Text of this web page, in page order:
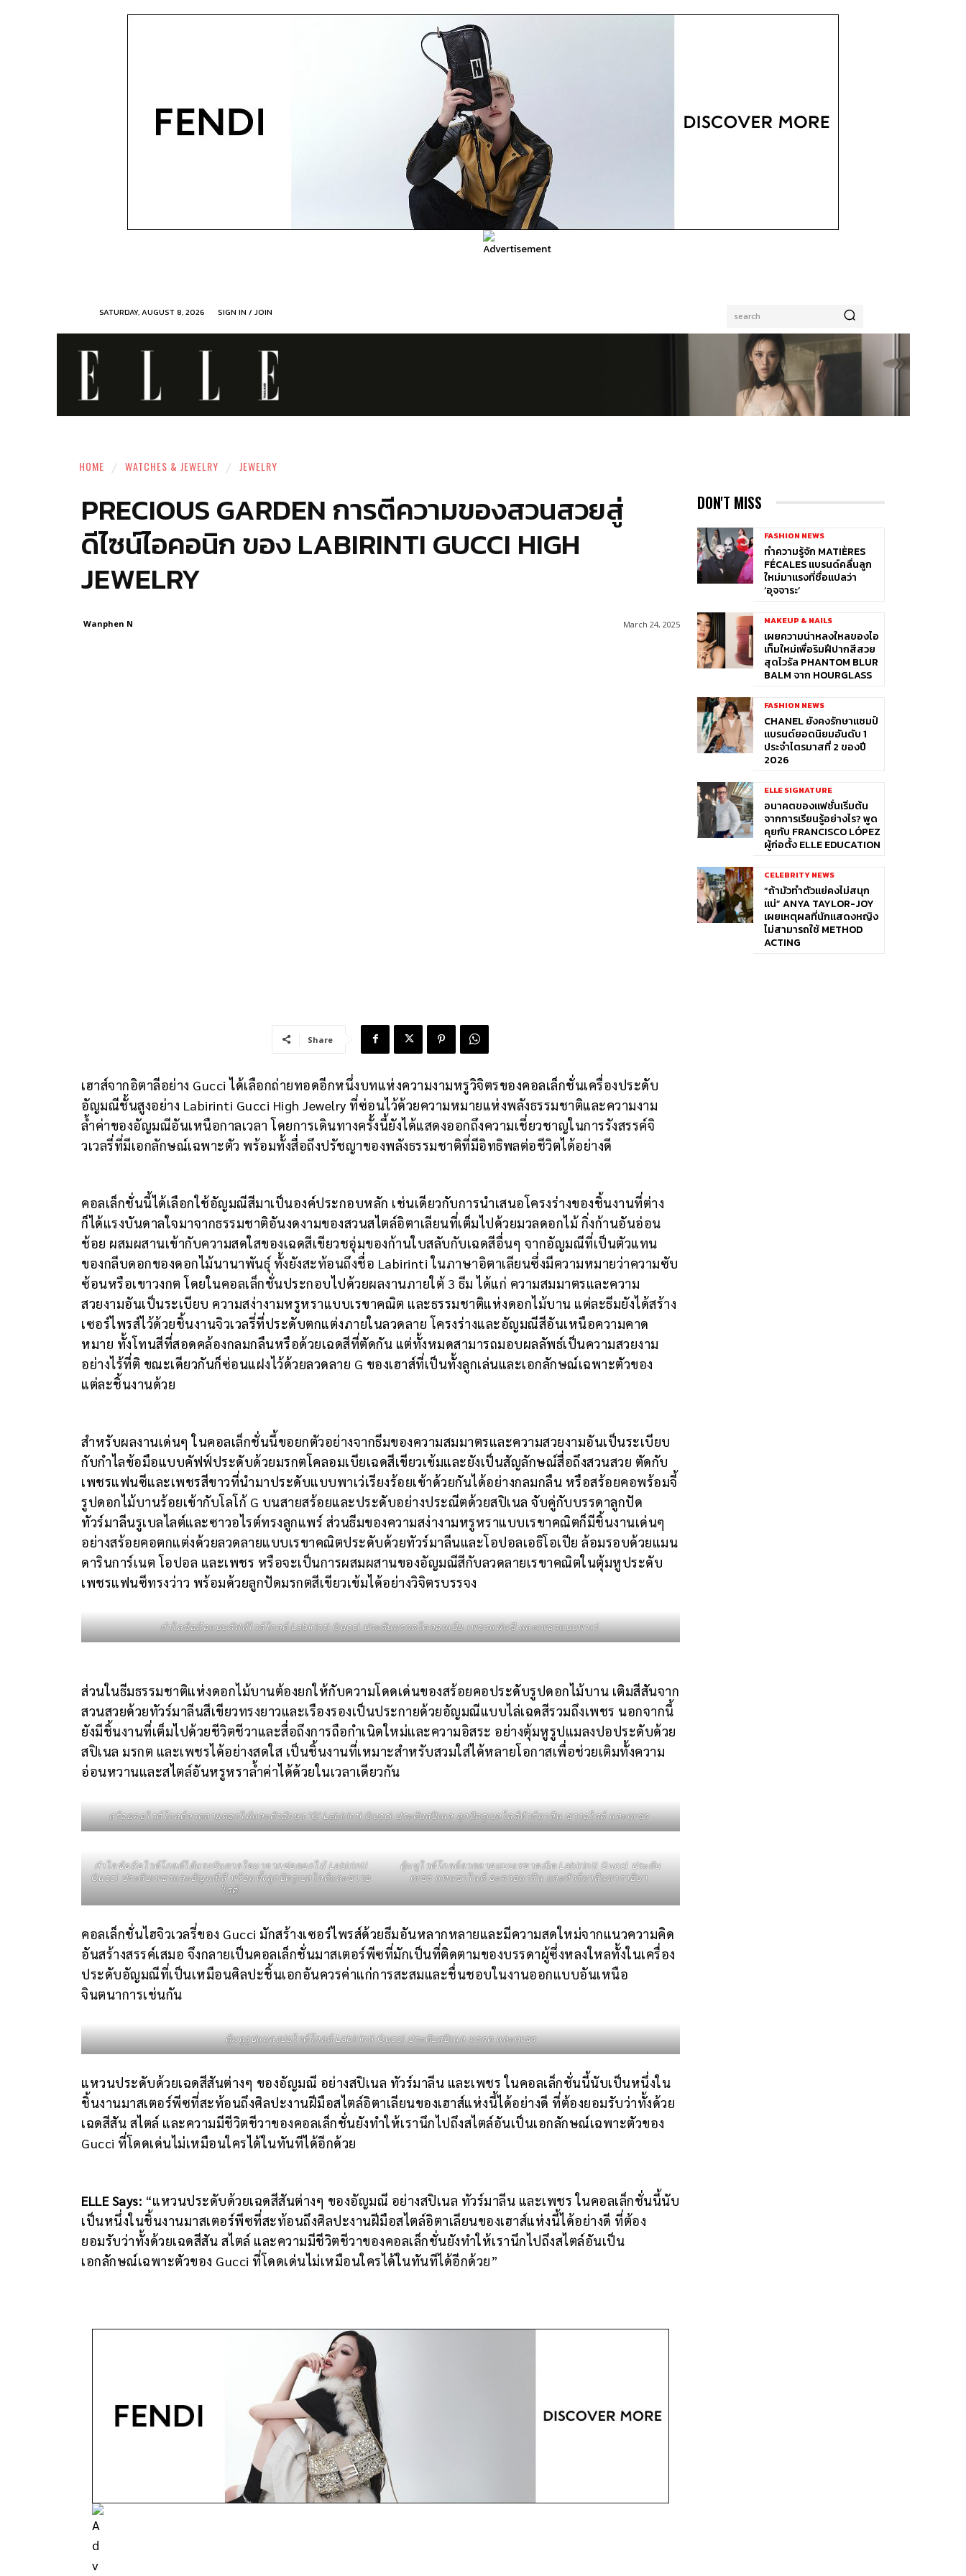
SATURDAY, AUGUST 8, 2026 search
SIGN IN / JOIN
HOME WATCHES & JEWELRY JEWELRY
PRECIOUS GARDEN การตีความของสวนสวยสู่
ดีไซน์ไอคอนิก ของ LABIRINTI GUCCI HIGH
JEWELRY
March 24, 2025
Wanphen N
Share
เฮาส์จากอิตาลีอย่าง Gucci ได้เลือกถ่ายทอดอีกหนึ่งบทแห่งความงามหรูวิจิตรของคอลเล็กชั่นเครื่องประดับ
อัญมณีชั้นสูงอย่าง Labirinti Gucci High Jewelry ที่ซ่อนไว้ด้วยความหมายแห่งพลังธรรมชาติและความงาม
ล้ำค่าของอัญมณีอันเหนือกาลเวลา โดยการเดินทางครั้งนี้ยังได้แสดงออกถึงความเชี่ยวชาญในการรังสรรค์จิ
วเวลรี่ที่มีเอกลักษณ์เฉพาะตัว พร้อมทั้งสื่อถึงปรัชญาของพลังธรรมชาติที่มีอิทธิพลต่อชีวิตได้อย่างดี
คอลเล็กชั่นนี้ได้เลือกใช้อัญมณีสีมาเป็นองค์ประกอบหลัก เช่นเดียวกับการนำเสนอโครงร่างของชิ้นงานที่ต่าง
ก็ได้แรงบันดาลใจมาจากธรรมชาติอันงดงามของสวนสไตล์อิตาเลียนที่เต็มไปด้วยมวลดอกไม้ กิ่งก้านอันอ่อน
ช้อย ผสมผสานเข้ากับความสดใสของเฉดสีเขียวชอุ่มของก้านใบสลับกับเฉดสีอื่นๆ จากอัญมณีที่เป็นตัวแทน
ของกลีบดอกของดอกไม้นานาพันธุ์ ทั้งยังสะท้อนถึงชื่อ Labirinti ในภาษาอิตาเลียนซึ่งมีความหมายว่าความซับ
ซ้อนหรือเขาวงกต โดยในคอลเล็กชั่นประกอบไปด้วยผลงานภายใต้ 3 ธีม ได้แก่ ความสมมาตรและความ
สวยงามอันเป็นระเบียบ ความสง่างามหรูหราแบบเรขาคณิต และธรรมชาติแห่งดอกไม้บาน แต่ละธีมยังได้สร้าง
เซอร์ไพรส์ไว้ด้วยชิ้นงานจิวเวลรี่ที่ประดับตกแต่งภายในลวดลาย โครงร่างและอัญมณีสีอันเหนือความคาด
หมาย ทั้งโทนสีที่สอดคล้องกลมกลืนหรือด้วยเฉดสีที่ตัดกัน แต่ทั้งหมดสามารถมอบผลลัพธ์เป็นความสวยงาม
อย่างไร้ที่ติ ขณะเดียวกันก็ซ่อนแฝงไว้ด้วยลวดลาย G ของเฮาส์ที่เป็นทั้งลูกเล่นและเอกลักษณ์เฉพาะตัวของ
แต่ละชิ้นงานด้วย
สำหรับผลงานเด่นๆ ในคอลเล็กชั่นนี้ขอยกตัวอย่างจากธีมของความสมมาตรและความสวยงามอันเป็นระเบียบ
กับกำไลข้อมือแบบคัฟฟ์ประดับด้วยมรกตโคลอมเบียเฉดสีเขียวเข้มและยังเป็นสัญลักษณ์สื่อถึงสวนสวย ตัดกับ
เพชรแฟนซีและเพชรสีขาวที่นำมาประดับแบบพาเว่เรียงร้อยเข้าด้วยกันได้อย่างกลมกลืน หรือสร้อยคอพร้อมจี้
รูปดอกไม้บานร้อยเข้ากับโลโก้ G บนสายสร้อยและประดับอย่างประณีตด้วยสปิเนล จับคู่กับบรรดาลูกปัด
ทัวร์มาลีนรูเบลไลต์และซาวอไรต์ทรงลูกแพร์ ส่วนธีมของความสง่างามหรูหราแบบเรขาคณิตก็มีชิ้นงานเด่นๆ
อย่างสร้อยคอตกแต่งด้วยลวดลายแบบเรขาคณิตประดับด้วยทัวร์มาลีนและโอปอลเอธิโอเปีย ล้อมรอบด้วยแมน
ดารินการ์เนต โอปอล และเพชร หรือจะเป็นการผสมผสานของอัญมณีสีกับลวดลายเรขาคณิตในตุ้มหูประดับ
เพชรแฟนซีทรงว่าว พร้อมด้วยลูกปัดมรกตสีเขียวเข้มได้อย่างวิจิตรบรรจง
กำไลข้อมือแบบคัฟฟ์ไวต์โกลด์ Labirinti Gucci ประดับมรกตโคลอมเบีย เพชรแฟนซี และเพชรแบบพาเว่
ส่วนในธีมธรรมชาติแห่งดอกไม้บานต้องยกให้กับความโดดเด่นของสร้อยคอประดับรูปดอกไม้บาน เติมสีสันจาก
สวนสวยด้วยทัวร์มาลีนสีเขียวทรงยาวและเรืองรองเป็นประกายด้วยอัญมณีแบบไล่เฉดสีรวมถึงเพชร นอกจากนี้
ยังมีชิ้นงานที่เต็มไปด้วยชีวิตชีวาและสื่อถึงการถือกำเนิดใหม่และความอิสระ อย่างตุ้มหูรูปแมลงปอประดับด้วย
สปิเนล มรกต และเพชรได้อย่างสดใส เป็นชิ้นงานที่เหมาะสำหรับสวมใส่ได้หลายโอกาสเพื่อช่วยเติมทั้งความ
อ่อนหวานและสไตล์อันหรูหราล้ำค่าได้ด้วยในเวลาเดียวกัน
สร้อยคอไวต์โกลด์ลวดลายดอกไม้และตัวอักษร ‘G’ Labirinti Gucci ประดับสปิเนล ลูกปัดรูเบลไลต์ทัวร์มาลีน ซาวอไรต์ และเพชร
กำไลข้อมือไวต์โกลด์ได้แรงบันดาลใจมาจากช่อดอกไม้ Labirinti
Gucci ประดับเพชรและอัญมณีสี พร้อมทั้งลูกปัดรูเบลไลต์และซาวอ
ไรต์
ตุ้มหูไวต์โกลด์ลวดลายแบบเรขาคณิต Labirinti Gucci ประดับ
เพชร แทนซาไนต์ อะควอมารีน และทัวร์มาลีนพาราอิบา
คอลเล็กชั่นไฮจิวเวลรี่ของ Gucci มักสร้างเซอร์ไพรส์ด้วยธีมอันหลากหลายและมีความสดใหม่จากแนวความคิด
อันสร้างสรรค์เสมอ จึงกลายเป็นคอลเล็กชั่นมาสเตอร์พีซที่มักเป็นที่ติดตามของบรรดาผู้ซึ่งหลงใหลทั้งในเครื่อง
ประดับอัญมณีที่เป็นเหมือนศิลปะชิ้นเอกอันควรค่าแก่การสะสมและชื่นชอบในงานออกแบบอันเหนือ
จินตนาการเช่นกัน
ตุ้มหูรูปแมลงปอไวต์โกลด์ Labirinti Gucci ประดับสปิเนล มรกต และเพชร
แหวนประดับด้วยเฉดสีสันต่างๆ ของอัญมณี อย่างสปิเนล ทัวร์มาลีน และเพชร ในคอลเล็กชั่นนี้นับเป็นหนึ่งใน
ชิ้นงานมาสเตอร์พีซที่สะท้อนถึงศิลปะงานฝีมือสไตล์อิตาเลียนของเฮาส์แห่งนี้ได้อย่างดี ที่ต้องยอมรับว่าทั้งด้วย
เฉดสีสัน สไตล์ และความมีชีวิตชีวาของคอลเล็กชั่นยังทำให้เรานึกไปถึงสไตล์อันเป็นเอกลักษณ์เฉพาะตัวของ
Gucci ที่โดดเด่นไม่เหมือนใครได้ในทันทีได้อีกด้วย
ELLE Says: “แหวนประดับด้วยเฉดสีสันต่างๆ ของอัญมณี อย่างสปิเนล ทัวร์มาลีน และเพชร ในคอลเล็กชั่นนี้นับ
เป็นหนึ่งในชิ้นงานมาสเตอร์พีซที่สะท้อนถึงศิลปะงานฝีมือสไตล์อิตาเลียนของเฮาส์แห่งนี้ได้อย่างดี ที่ต้อง
ยอมรับว่าทั้งด้วยเฉดสีสัน สไตล์ และความมีชีวิตชีวาของคอลเล็กชั่นยังทำให้เรานึกไปถึงสไตล์อันเป็น
เอกลักษณ์เฉพาะตัวของ Gucci ที่โดดเด่นไม่เหมือนใครได้ในทันทีได้อีกด้วย”
DON'T MISS
FASHION NEWS
ทำความรู้จัก MATIÈRES
FÉCALES แบรนด์คลื่นลูก
ใหม่มาแรงที่ชื่อแปลว่า
‘อุจจาระ’
MAKEUP & NAILS
เผยความน่าหลงใหลของไอ
เท็มใหม่เพื่อริมฝีปากสีสวย
สุดไวรัล PHANTOM BLUR
BALM จาก HOURGLASS
FASHION NEWS
CHANEL ยังคงรักษาแชมป์
แบรนด์ยอดนิยมอันดับ 1
ประจำไตรมาสที่ 2 ของปี
2026
ELLE SIGNATURE
อนาคตของแฟชั่นเริ่มต้น
จากการเรียนรู้อย่างไร? พูด
คุยกับ FRANCISCO LÓPEZ
ผู้ก่อตั้ง ELLE EDUCATION
CELEBRITY NEWS
“ถ้ามัวทำตัวแย่คงไม่สนุก
แน่” ANYA TAYLOR-JOY
เผยเหตุผลที่นักแสดงหญิง
ไม่สามารถใช้ METHOD
ACTING